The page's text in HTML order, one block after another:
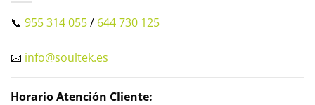
📞 955 314 055/ 644 730 125
📧 info@soultek.es
Horario Atención Cliente: